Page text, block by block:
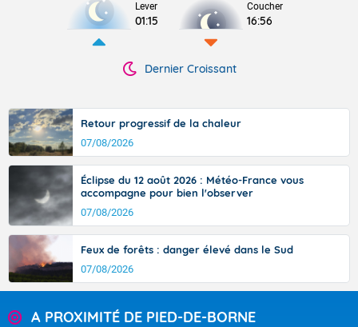
Lever
01:15
Coucher
16:56
Dernier Croissant
Retour progressif de la chaleur
07/08/2026
Éclipse du 12 août 2026 : Météo-France vous
accompagne pour bien l'observer
07/08/2026
Feux de forêts : danger élevé dans le Sud
07/08/2026
A PROXIMITÉ DE PIED-DE-BORNE